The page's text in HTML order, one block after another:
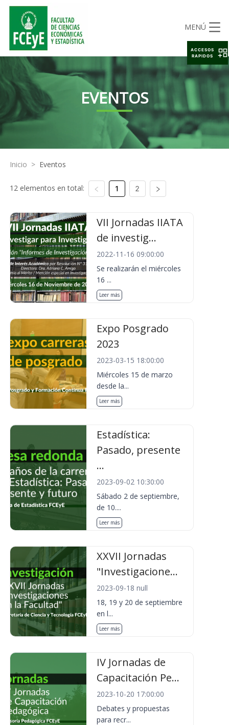
MENÚ
EVENTOS
Inicio > Eventos
12 elementos en total: 1 2
VII Jornadas IIATA
de investig...
2022-11-16 09:00:00
Se realizarán el miércoles
16 ...
Leer más
Expo Posgrado
2023
2023-03-15 18:00:00
Miércoles 15 de marzo
desde la...
Leer más
Estadística:
Pasado, presente
...
2023-09-02 10:30:00
Sábado 2 de septiembre,
de 10....
Leer más
XXVII Jornadas
"Investigacione...
2023-09-18 null
18, 19 y 20 de septiembre
en l...
Leer más
IV Jornadas de
Capacitación Pe...
2023-10-20 17:00:00
Debates y propuestas
para recr...
ACCESOS
RAPIDOS